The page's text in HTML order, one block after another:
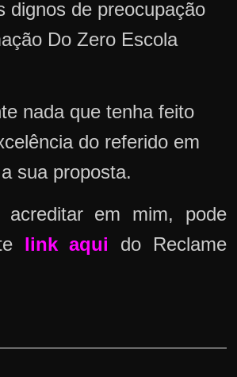
dignos de preocupação
Do Zero Escola
nada que tenha feito
do referido em
sua proposta.
acreditar em mim, pode
link aqui
do Reclame